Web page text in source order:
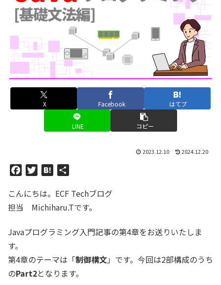
X Facebook はてブ
LINE コピー
2023.12.10 2024.12.20
c
e
o
i
t
e
t
e
a
こんにちは。ECF Techブログ
担当 Michiharu.Tです。
Javaプログラミング入門記事の第4章をお送りいたしま
す。
第4章のテーマは「制御構文」です。今回は2部構成のうち
のPart2となります。